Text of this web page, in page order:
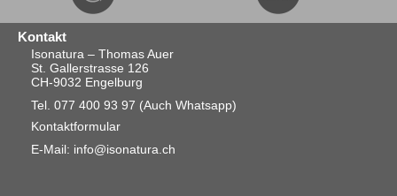
Kontakt
Isonatura – Thomas Auer
St. Gallerstrasse 126
CH-9032 Engelburg
Tel. 077 400 93 97 (Auch Whatsapp)
Kontaktformular
E-Mail: info@isonatura.ch